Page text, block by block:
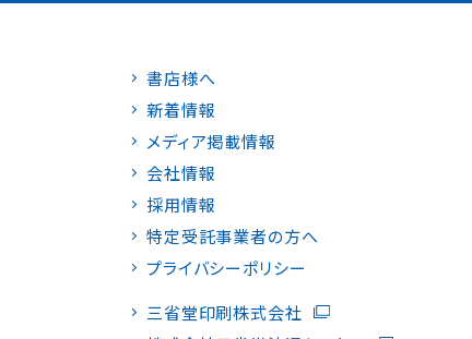
書店様へ
新着情報
メディア掲載情報
会社情報
採用情報
特定受託事業者の方へ
プライバシーポリシー
三省堂印刷株式会社